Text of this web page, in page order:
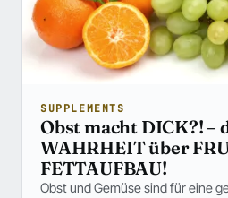
SUPPLEMENTS
Obst macht DICK?! –
WAHRHEIT über
FETTAUFBAU!
Obst und Gemüse sind für eine